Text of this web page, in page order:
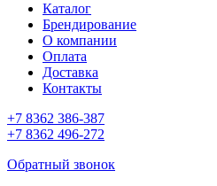
Каталог
Брендирование
О компании
Оплата
Доставка
Контакты
+7 8362 386-387
+7 8362 496-272
Обратный звонок